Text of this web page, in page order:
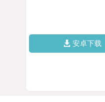
安卓下载